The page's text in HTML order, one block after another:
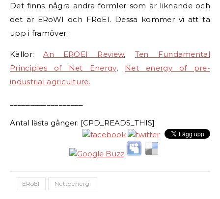
Det finns några andra formler som är liknande och
det är ERoWI och FRoEI. Dessa kommer vi att ta
upp i framöver.
Källor:An EROEI Review, Ten Fundamental
Principles of Net Energy, Net energy of pre-
industrial agriculture.
Antal lästa gånger: [CPD_READS_THIS]
ERoEI Nettoenergi